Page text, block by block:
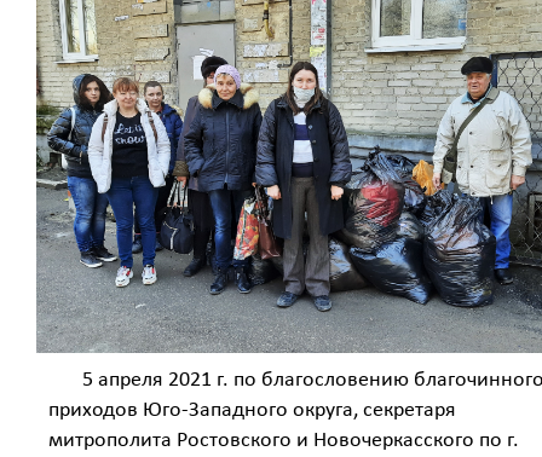
5 апреля 2021 г. по благословению
приходов Юго-Западного округа, секретаря
митрополита Ростовского и Новочеркасского по г.